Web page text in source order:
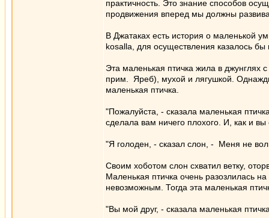
практичность. Это знание способов
продвижения вперед мы должны
В Джатаках есть история о маленькой
kosalla, для осуществления казалось
Эта маленькая птичка жила в джунглях
прим. Яреб), мухой и лягушкой.
маленькая птичка.
"Пожалуйста, - сказала маленькая
сделала вам ничего плохого. И, как и
"Я голоден, - сказал слон, - Меня не
Своим хоботом слон схватил ветку,
Маленькая птичка очень разозлилась
невозможным. Тогда эта маленькая
"Вы мой друг, - сказала маленькая